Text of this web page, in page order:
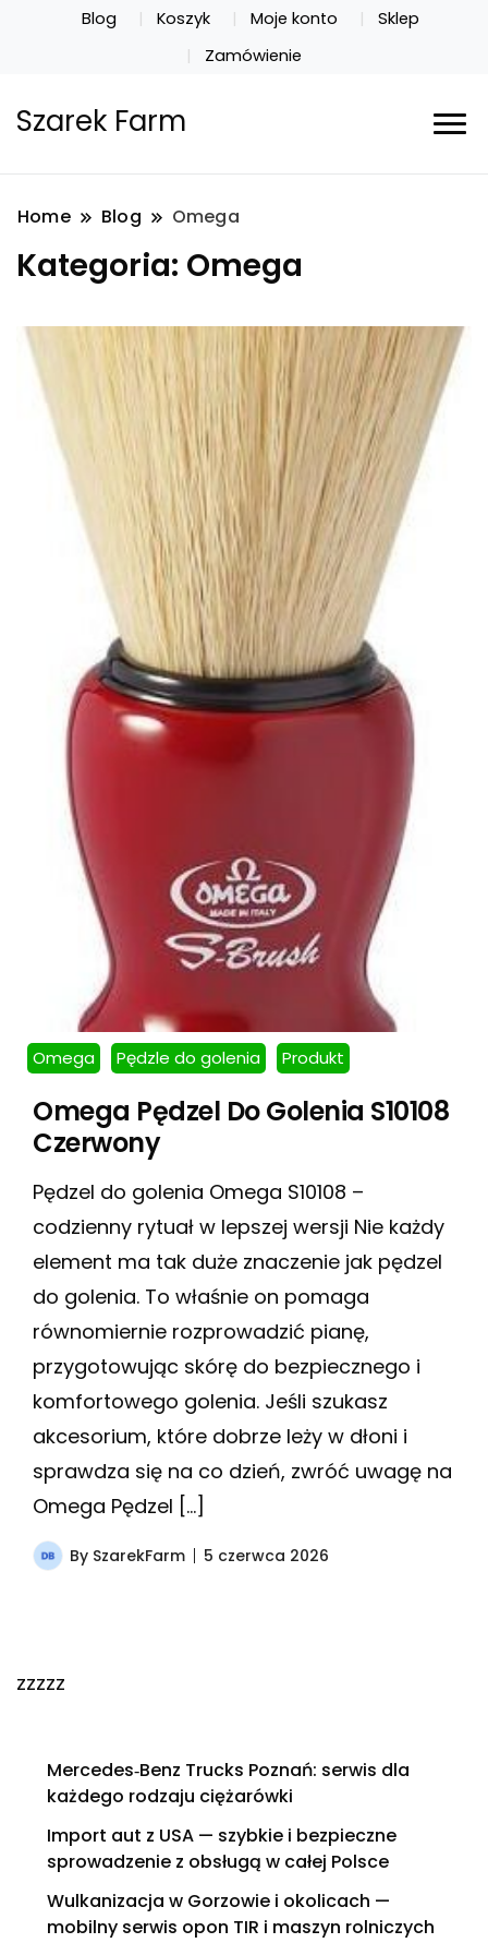
Blog Koszyk Moje konto
Sklep
Zamówienie
Szarek Farm
Home Blog Omega
Kategoria: Omega
Omega Pędzle do golenia Produkt
Omega Pędzel Do Golenia S10108
Czerwony
Pędzel do golenia Omega S10108 –
codzienny rytuał w lepszej wersji Nie każdy
element ma tak duże znaczenie jak pędzel
do golenia. To właśnie on pomaga
równomiernie rozprowadzić pianę,
przygotowując skórę do bezpiecznego i
komfortowego golenia. Jeśli szukasz
akcesorium, które dobrze leży w dłoni i
sprawdza się na co dzień, zwróć uwagę na
Omega Pędzel […]
By SzarekFarm 5 czerwca 2026
zzzzz
Mercedes‑Benz Trucks Poznań: serwis dla
każdego rodzaju ciężarówki
Import aut z USA — szybkie i bezpieczne
sprowadzenie z obsługą w całej Polsce
Wulkanizacja w Gorzowie i okolicach —
mobilny serwis opon TIR i maszyn rolniczych